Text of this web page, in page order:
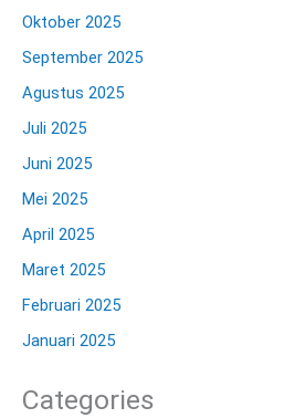
Oktober 2025
September 2025
Agustus 2025
Juli 2025
Juni 2025
Mei 2025
April 2025
Maret 2025
Februari 2025
Januari 2025
Categories